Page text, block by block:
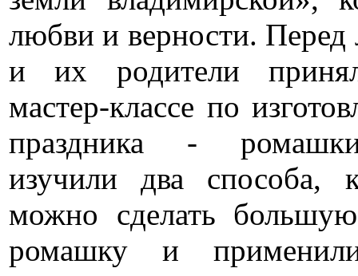
любви и верности. Перед
и их родители
мастер-классе по
праздника -
изучили два способа,
можно сделать
ромашку и